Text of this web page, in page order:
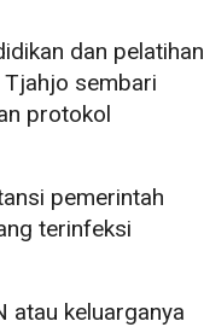
dan pelatihan
Tjahjo sembari
protokol
pemerintah
terinfeksi
atau keluarganya